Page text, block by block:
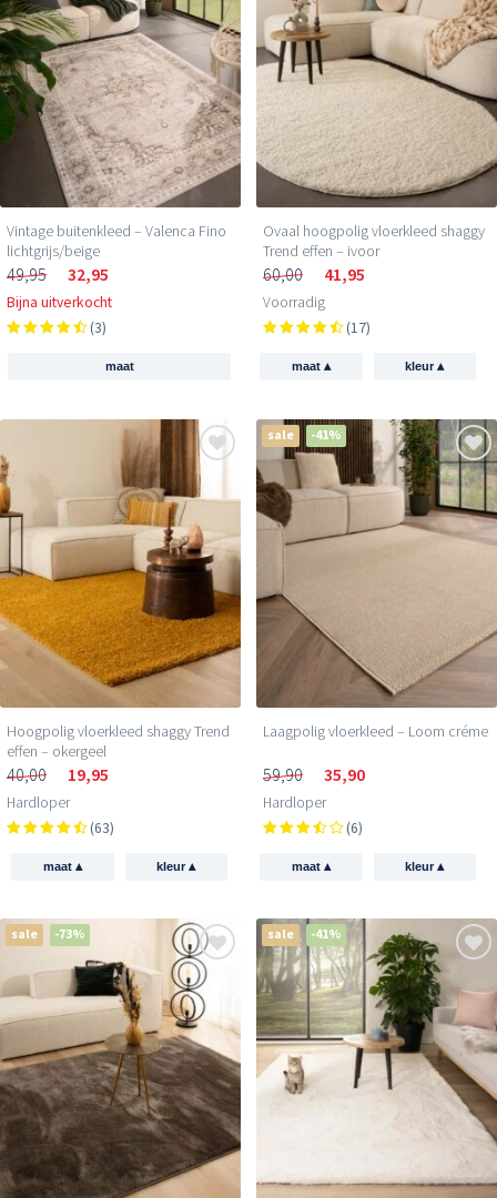
Vintage buitenkleed – Valenca Fino
lichtgrijs/beige
49,95 32,95
Bijna uitverkocht
(3)
maat
Ovaal hoogpolig vloerkleed shaggy
Trend effen – ivoor
60,00 41,95
Voorradig
(17)
maat ▴ kleur▴
Hoogpolig vloerkleed shaggy Trend
effen – okergeel
40,00 19,95
Hardloper
(63)
maat ▴ kleur▴
sale -41%
Laagpolig vloerkleed – Loom créme
59,90 35,90
Hardloper
(6)
maat ▴ kleur▴
sale -73% sale -41%